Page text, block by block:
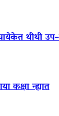
थीथी
कक्षा न्ह्यात